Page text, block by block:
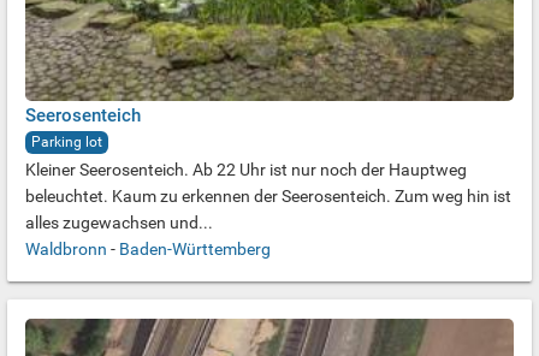
Seerosenteich
Parking lot
Kleiner Seerosenteich. Ab 22 Uhr ist nur noch der Hauptweg
beleuchtet. Kaum zu erkennen der Seerosenteich. Zum weg hin ist
alles zugewachsen und...
Waldbronn - Baden-Württemberg